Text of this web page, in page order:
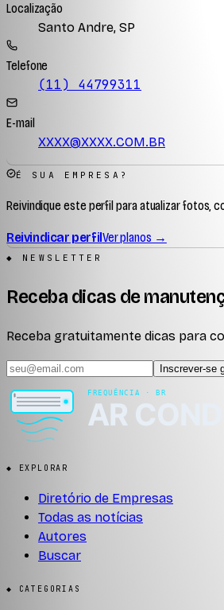
Localização
Santo Andre, SP
Telefone
(11) 44799311
E-mail
XXXX@XXXX.COM.BR
É SUA EMPRESA?
Reivindique este perfil para atualizar fotos,
Reivindicar perfilVer planos →
◆ NEWSLETTER
Receba dicas de
Receba gratuitamente dicas para
Inscrever-se
◆ EXPLORAR
Diretório de Empresas
Todas as notícias
Autores
Buscar
◆ CATEGORIAS